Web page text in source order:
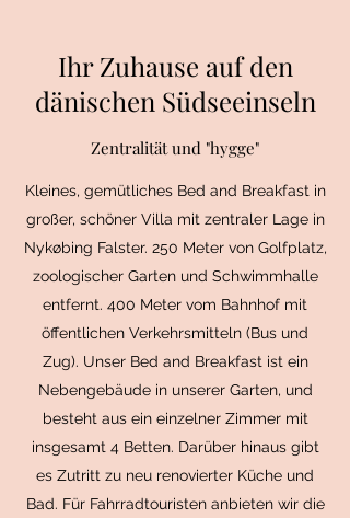
Ihr Zuhause auf den
dänischen Südseeinseln
Zentralität und "hygge"
Kleines, gemütliches Bed and Breakfast in
großer, schöner Villa mit zentraler Lage in
Nykøbing Falster. 250 Meter von Golfplatz,
zoologischer Garten und Schwimmhalle
entfernt. 400 Meter vom Bahnhof mit
öffentlichen Verkehrsmitteln (Bus und
Zug). Unser Bed and Breakfast ist ein
Nebengebäude in unserer Garten, und
besteht aus ein einzelner Zimmer mit
insgesamt 4 Betten. Darüber hinaus gibt
es Zutritt zu neu renovierter Küche und
Bad. Für Fahrradtouristen anbieten wir die